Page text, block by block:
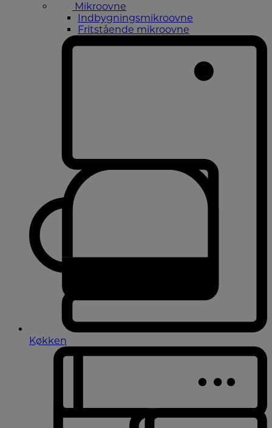
Mikroovne
Indbygningsmikroovne
Fritstående mikroovne
Køkken